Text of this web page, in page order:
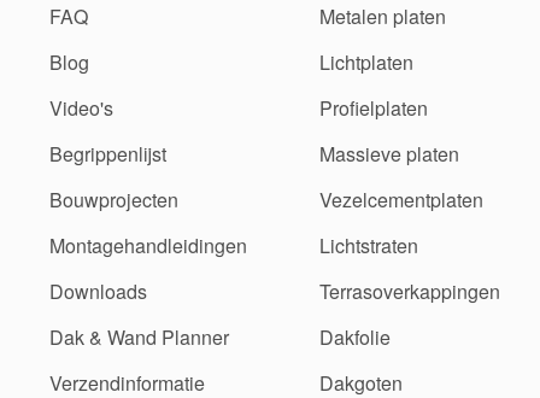
FAQ
Blog
Video's
Begrippenlijst
Bouwprojecten
Montagehandleidingen
Downloads
Dak & Wand Planner
Verzendinformatie
Metalen platen
Lichtplaten
Profielplaten
Massieve platen
Vezelcementplaten
Lichtstraten
Terrasoverkappingen
Dakfolie
Dakgoten